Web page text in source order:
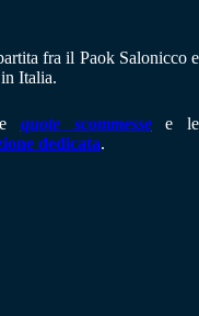
fra il Paok Salonicco e
Italia.
quote scommessee le
dedicata.